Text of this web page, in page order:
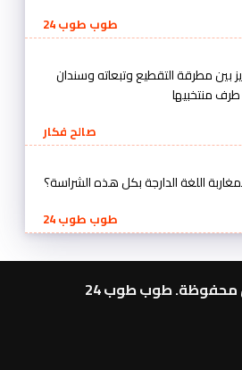
طوب طوب 24
بين مطرقة التقطيع وتبعاته وسندان
منتخبيها
صالح فكار
اللغة الدارجة بكل هذه الشراسة؟
طوب طوب 24